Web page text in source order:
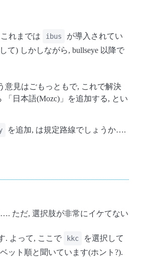
れまでは ibus
が導入されてい
て) しかしながら, bullseye 以降で
意見はごもっともで, これで解決
日本語(Mozc)」を追加する, とい
を追加, は規定路線でしょうか….
ただ, 選択肢が非常にイケてない
. よって, ここで kkc
を選択して
ット順と聞いています(ホント?).